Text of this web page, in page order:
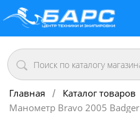
Главная / Каталог товаров
Манометр Bravo 2005 Badger